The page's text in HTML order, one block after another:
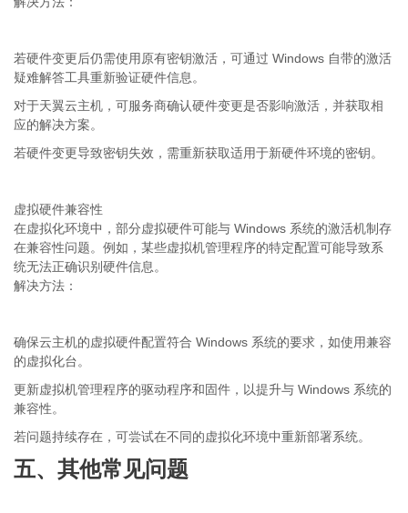
若硬件变更后仍需使用原有密钥激活，可通过 Windows 自带的激活
疑难解答工具重新验证硬件信息。
对于天翼云主机，可服务商确认硬件变更是否影响激活，并获取相
应的解决方案。
若硬件变更导致密钥失效，需重新获取适用于新硬件环境的密钥。
虚拟硬件兼容性
在虚拟化环境中，部分虚拟硬件可能与 Windows 系统的激活机制存
在兼容性问题。例如，某些虚拟机管理程序的特定配置可能导致系
统无法正确识别硬件信息。
解决方法：
确保云主机的虚拟硬件配置符合 Windows 系统的要求，如使用兼容
的虚拟化台。
更新虚拟机管理程序的驱动程序和固件，以提升与 Windows 系统的
兼容性。
若问题持续存在，可尝试在不同的虚拟化环境中重新部署系统。
五、其他常见问题